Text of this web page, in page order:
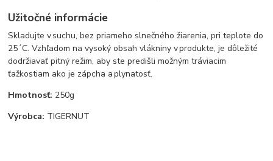
Užitočné informácie
Skladujte v suchu, bez priameho slnečného žiarenia, pri teplote do
25´C. Vzhľadom na vysoký obsah vlákniny v produkte, je dôležité
dodržiavať pitný režim, aby ste predišli možným tráviacim
ťažkostiam ako je zápcha a plynatosť.
Hmotnosť: 250g
Výrobca: TIGERNUT